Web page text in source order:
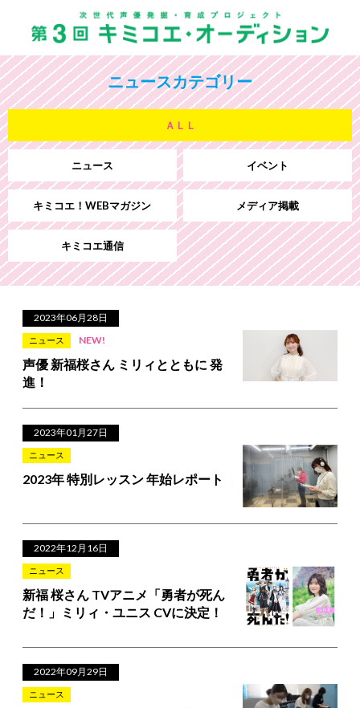
ニュースカテゴリー
ＡＬＬ
ニュース イベント
キミコエ！WEBマガジン メディア掲載
キミコエ通信
2023年06月28日
ニュース NEW!
声優 新福桜さん ミリィとともに 発
進！
2023年01月27日
ニュース
2023年 特別レッスン 年始レポート
2022年12月16日
ニュース
新福 桜さん TVアニメ「勇者が死ん
だ！」ミリィ・ユニス CVに決定！
2022年09月29日
ニュース